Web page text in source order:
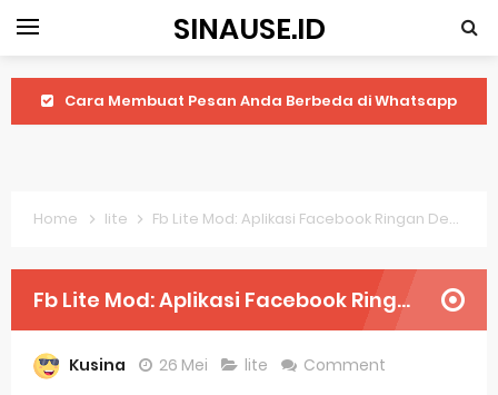
SINAUSE.ID
Cara Membuat Pesan Anda Berbeda di Whatsapp
Harga Laptop Acer Windows 10
Keytweak Windows 10
Home lite Fb Lite Mod: Aplikasi Facebook Ringan Dengan Fitur Modifikasi
Fb Lite Mod: Aplikasi Facebook Ringan Dengan Fitur Modifikasi
Kusina 26 Mei lite Comment